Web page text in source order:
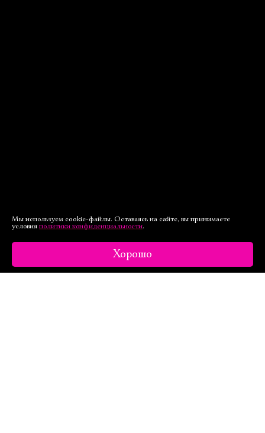
Мы используем cookie-файлы. Оставаясь на сайте, вы принимаете
условия политики конфиденциальности.
Хорошо